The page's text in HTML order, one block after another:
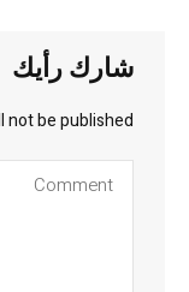
شارك رأيك
not be published.